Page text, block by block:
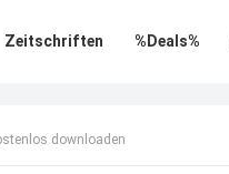
Zeitschriften %Deals%
downloaden